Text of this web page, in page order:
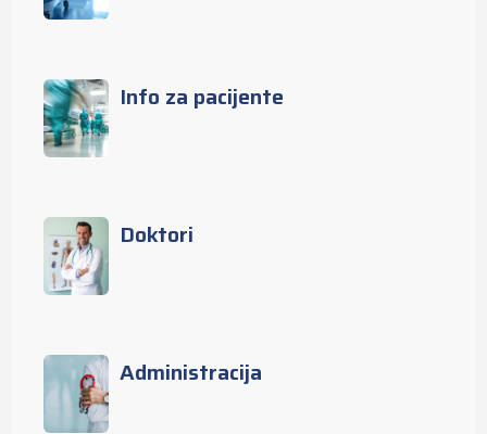
Info za pacijente
Doktori
Administracija